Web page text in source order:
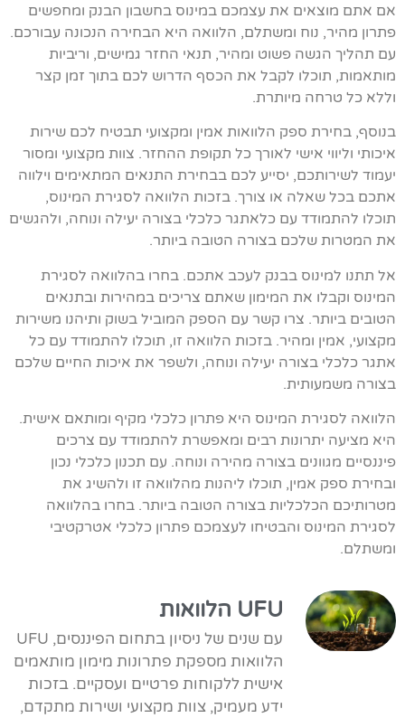
אם אתם מוצאים את עצמכם במינוס בחשבון הבנק ומחפשים
פתרון מהיר, נוח ומשתלם, הלוואה היא הבחירה הנכונה עבורכם.
עם תהליך הגשה פשוט ומהיר, תנאי החזר גמישים, וריביות
מותאמות, תוכלו לקבל את הכסף הדרוש לכם בתוך זמן קצר
וללא כל טרחה מיותרת.
בנוסף, בחירת ספק הלוואות אמין ומקצועי תבטיח לכם שירות
איכותי וליווי אישי לאורך כל תקופת ההחזר. צוות מקצועי ומסור
יעמוד לשירותכם, יסייע לכם בבחירת התנאים המתאימים וילווה
אתכם בכל שאלה או צורך. בזכות הלוואה לסגירת המינוס,
תוכלו להתמודד עם כלאתגר כלכלי בצורה יעילה ונוחה, ולהגשים
את המטרות שלכם בצורה הטובה ביותר.
אל תתנו למינוס בבנק לעכב אתכם. בחרו בהלוואה לסגירת
המינוס וקבלו את המימון שאתם צריכים במהירות ובתנאים
הטובים ביותר. צרו קשר עם הספק המוביל בשוק ותיהנו משירות
מקצועי, אמין ומהיר. בזכות הלוואה זו, תוכלו להתמודד עם כל
אתגר כלכלי בצורה יעילה ונוחה, ולשפר את איכות החיים שלכם
בצורה משמעותית.
הלוואה לסגירת המינוס היא פתרון כלכלי מקיף ומותאם אישית.
היא מציעה יתרונות רבים ומאפשרת להתמודד עם צרכים
פיננסיים מגוונים בצורה מהירה ונוחה. עם תכנון כלכלי נכון
ובחירת ספק אמין, תוכלו ליהנות מהלוואה זו ולהשיג את
מטרותיכם הכלכליות בצורה הטובה ביותר. בחרו בהלוואה
לסגירת המינוס והבטיחו לעצמכם פתרון כלכלי אטרקטיבי
ומשתלם.
UFU הלוואות
עם שנים של ניסיון בתחום הפיננסים, UFU
הלוואות מספקת פתרונות מימון מותאמים
אישית ללקוחות פרטיים ועסקיים. בזכות
ידע מעמיק, צוות מקצועי ושירות מתקדם,